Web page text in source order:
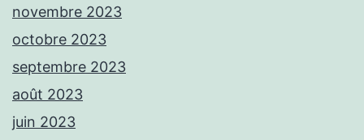
novembre 2023
octobre 2023
septembre 2023
août 2023
juin 2023